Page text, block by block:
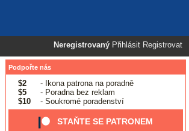
Neregistrovaný Přihlásit Registrovat
Podpořte nás
$2
- Ikona patrona na poradně
$5
- Poradna bez reklam
$10
- Soukromé poradenství
STAŇTE SE PATRONEM